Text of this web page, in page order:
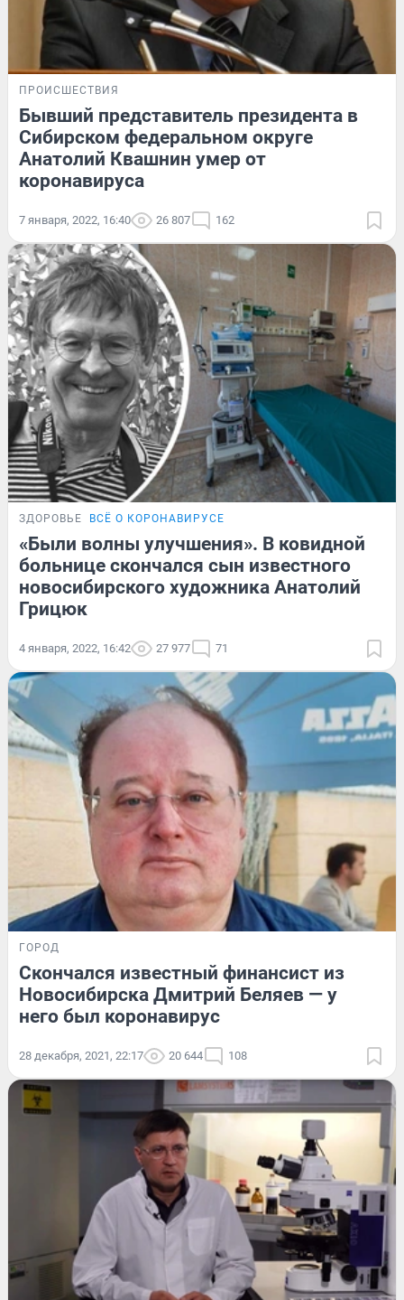
ПРОИСШЕСТВИЯ
Бывший представитель президента в
Сибирском федеральном округе
Анатолий Квашнин умер от
коронавируса
7 января, 2022, 16:40 26 807 162
ЗДОРОВЬЕ ВСЁ О КОРОНАВИРУСЕ
«Были волны улучшения». В ковидной
больнице скончался сын известного
новосибирского художника Анатолий
Грицюк
4 января, 2022, 16:42 27 977 71
ГОРОД
Скончался известный финансист из
Новосибирска Дмитрий Беляев — у
него был коронавирус
28 декабря, 2021, 22:17 20 644 108